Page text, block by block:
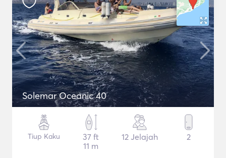
Solemar Oceanic 40
Tiup Kaku
37 ft
11 m
12 Jelajah 2